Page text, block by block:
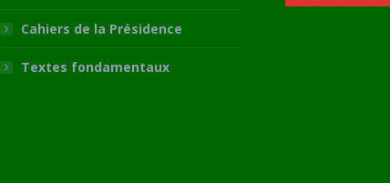
Cahiers de la Présidence
Textes fondamentaux